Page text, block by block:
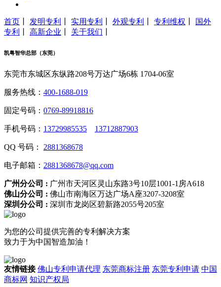
首页 发明专利 实用专利 外观专利 专利维权
国外
专利
高新企业 关于我们
凯粤智华总部（东莞）
东莞市东城区东纵路208号万达广场6栋 1704-06室
服务热线： 400-1688-019
固定号码： 0769-89918816
手机号码： 13729985535 13712887903
QQ 号码： 2881368678
电子邮箱： 2881368678@qq.com
广州分公司 : 广州市天河区灵山东路3号10层1001-1房A618
佛山分公司 : 佛山市南海区万达广场A座3207-3208室
深圳分公司 : 深圳市龙岗区碧新路2055号205室
为您的公司提供完善的专利解决方案
致力于为中国智造加油！
友情链接 佛山专利申请代理 东莞商标注册 东莞专利申请 中国
商标网 知识产权局